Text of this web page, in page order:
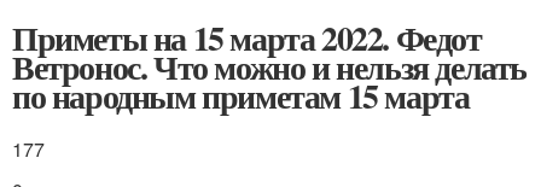
Приметы на 15 марта 2022. Федот
Ветронос. Что можно и нельзя делать
по народным приметам 15 марта
177